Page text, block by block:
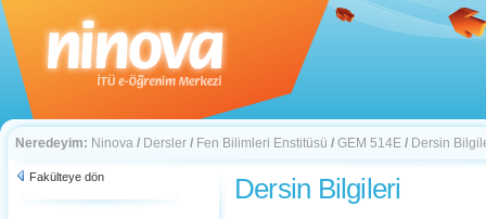
Neredeyim: Ninova / Dersler / Fen Bilimleri Enstitüsü / GEM 514E / Dersin
Fakülteye dön Dersin Bilgileri